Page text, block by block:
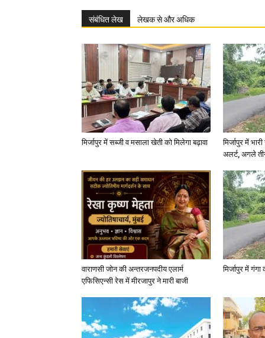
संबंधित लेख लेखक से और अधिक
मिर्जापुर में सब्जी व मसाला खेती को मिलेगा बढ़ावा
मिर्जापुर में
अलर्ट, अगले
वाराणसी जोन की अन्तरजनपदीय एलार्म
एफिसिएन्सी रेस में मीरजापुर ने मारी बाजी
मिर्जापुर में